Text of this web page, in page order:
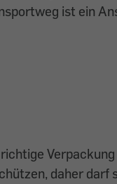
ist ein
daher darf